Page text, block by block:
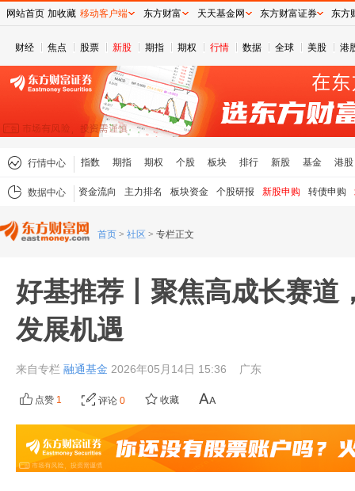
财经 焦点 股票 新股 期指 期权 行情 数据 全球 美股 港
行情中心 指数 期指 期权 个股 板块 排行 新股 基金 港股
数据中心 资金流向 主力排名 板块资金 个股研报 新股申购 转债申购
首页 > 社区 > 专栏正文
好基推荐丨聚焦高成长赛道
发展机遇
来自专栏 融通基金 2026年05月14日 15:36 广东
点赞 1 评论 0 收藏
网站首页 加收藏 移动客户端 东方财富 天天基金网 东方财富证券 东方